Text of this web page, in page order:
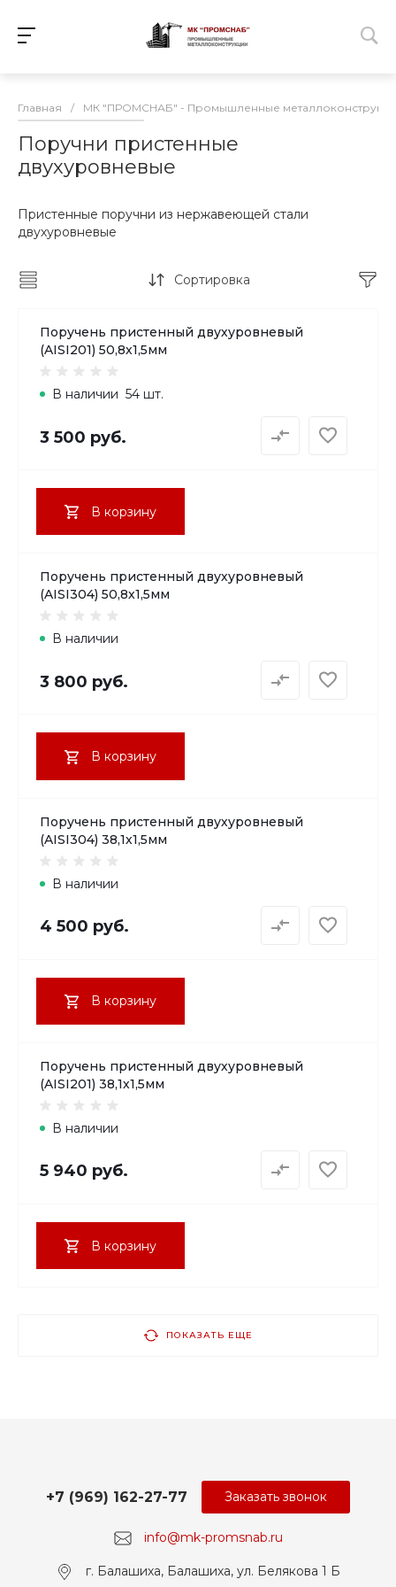
Главная / МК "ПРОМСНАБ" - Промышленные
Поручни пристенные
двухуровневые
Пристенные поручни из нержавеющей стали
двухуровневые
Сортировка
Поручень пристенный двухуровневый
(AISI201) 50,8х1,5мм
В наличии 54 шт.
3 500 руб.
В корзину
Поручень пристенный двухуровневый
(AISI304) 50,8х1,5мм
В наличии
3 800 руб.
В корзину
Поручень пристенный двухуровневый
(AISI304) 38,1х1,5мм
В наличии
4 500 руб.
В корзину
Поручень пристенный двухуровневый
(AISI201) 38,1х1,5мм
В наличии
5 940 руб.
В корзину
ПОКАЗАТЬ ЕЩЕ
info@mk-promsnab.ru
+7 (969) 162-27-77
г. Балашиха, Балашиха, ул. Белякова 1 Б
Заказать звонок